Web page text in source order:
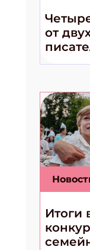
от
Итоги